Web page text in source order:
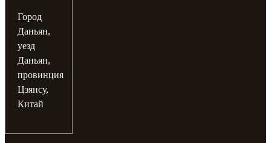
Город
Даньян,
уезд
Даньян,
провинция
Цзянсу,
Китай